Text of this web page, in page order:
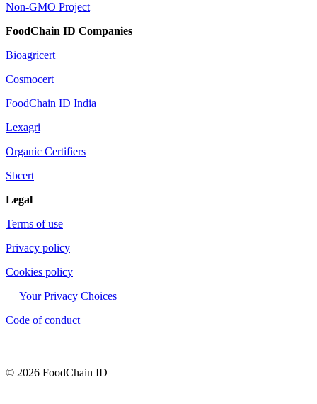
Non-GMO Project
FoodChain ID Companies
Bioagricert
Cosmocert
FoodChain ID India
Lexagri
Organic Certifiers
Sbcert
Legal
Terms of use
Privacy policy
Cookies policy
Your Privacy Choices
Code of conduct
© 2026 FoodChain ID